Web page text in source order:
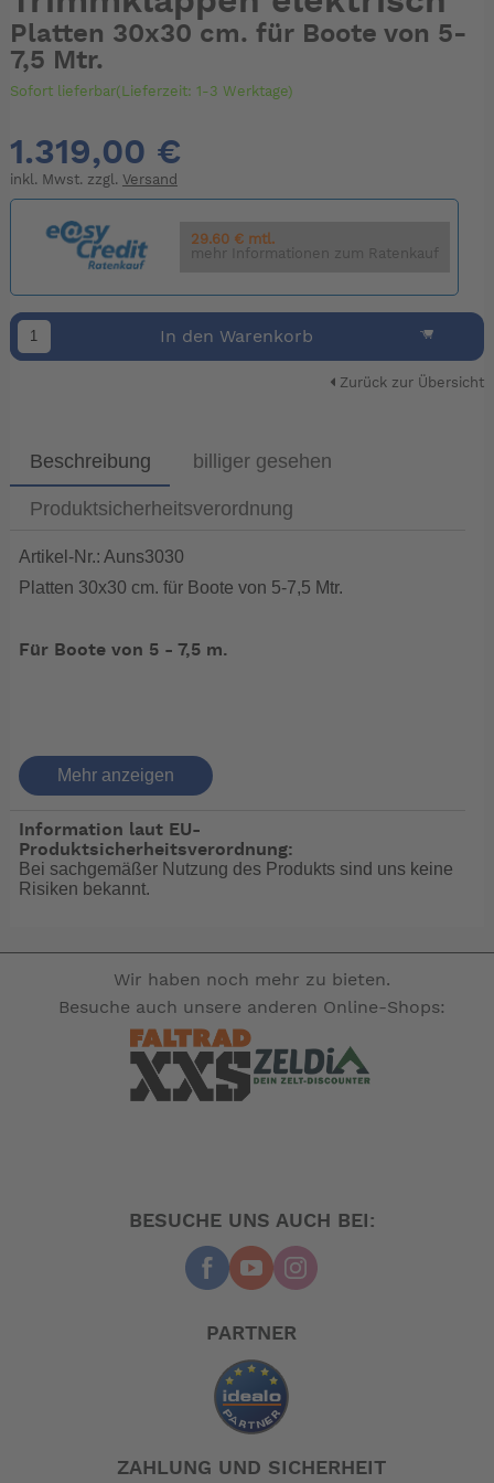
Platten 30x30 cm. für Boote von 5-
7,5 Mtr.
Sofort lieferbar(Lieferzeit: 1-3 Werktage)
1.319,00 €
inkl. Mwst. zzgl. Versand
29.60 € mtl.
mehr Informationen zum Ratenkauf
In den Warenkorb
Zurück zur Übersicht
Beschreibung billiger gesehen
Produktsicherheitsverordnung
Artikel-Nr.: Auns3030
Platten 30x30 cm. für Boote von 5-7,5 Mtr.
Für Boote von 5 - 7,5 m.
Krängungsausgleich und Stellungsanzeige
Grundfunktion HF oder OL, werkseitige Einstellung HF
Die Funktion HF unterstützt die Startphase zum
Übergang in die Gleitfahrt. Man beginnt mit
heruntergefahrenen Klappen, eine
geschwindigkeitsabhängige Umschaltung auf automatic
erfolgt selbsttätig über eine Staudruckdüse mit
Druckschalter. Die Klappen fahren nach oben, und der
Krängungsausgleich wird eine Schräglage durch
äußere Einflüsse ausgeglichen.
Bei der Funktion OL ist das Hochfahren der Klappen
ausgeschaltet. Sie wird vorzugsweise für Verdränger
Mehr anzeigen
Information laut EU-
Produktsicherheitsverordnung:
Bei sachgemäßer Nutzung des Produkts sind uns keine
Risiken bekannt.
Wir haben noch mehr zu bieten.
Besuche auch unsere anderen Online-Shops:
BESUCHE UNS AUCH BEI:
PARTNER
ZAHLUNG UND SICHERHEIT